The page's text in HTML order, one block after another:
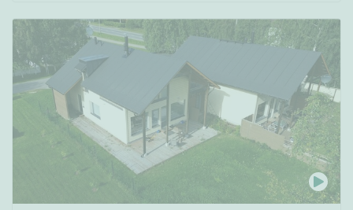
Kunto
Tyydyttävä
Välttävä
Ominaisuudet